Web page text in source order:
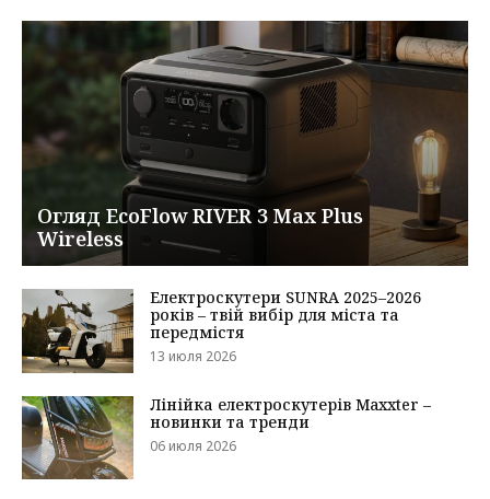
Огляд EcoFlow RIVER 3 Max Plus
Wireless
Електроскутери SUNRA 2025–2026
років – твій вибір для міста та
передмістя
13 июля 2026
Лінійка електроскутерів Maxxter –
новинки та тренди
06 июля 2026